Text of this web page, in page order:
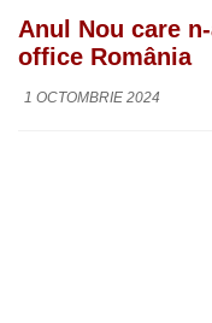
Anul Nou care
office România
1 OCTOMBRIE 2024